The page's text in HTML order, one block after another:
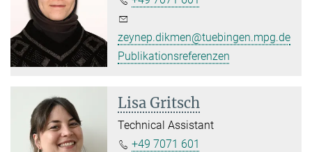
zeynep.dikmen@tuebingen.mpg.de
Publikationsreferenzen
Lisa Gritsch
Technical Assistant
+49 7071 601